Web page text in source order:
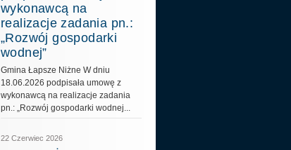
wykonawcą na
realizacje zadania pn.:
„Rozwój gospodarki
wodnej”
Gmina Łapsze Niżne W dniu
18.06.2026 podpisała umowę z
wykonawcą na realizacje zadania
pn.: „Rozwój gospodarki wodnej...
22 Czerwiec 2026